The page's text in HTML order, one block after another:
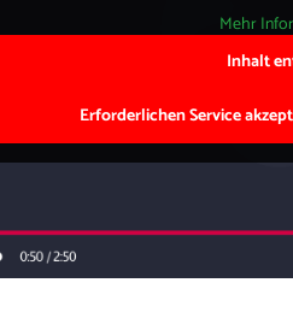
Mehr
Inhalt
Erforderlichen Service